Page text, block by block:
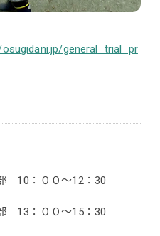
general_trial_pr
：００～12：30
０～15：30